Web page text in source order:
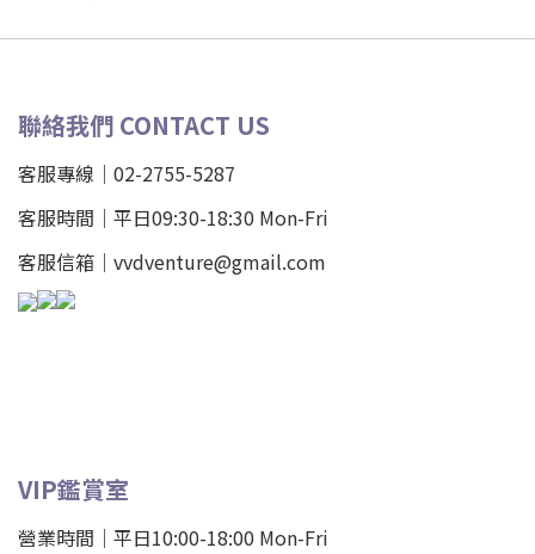
聯絡我們 CONTACT US
客服專線｜02-2755-5287
客服時間｜平日09:30-18:30 Mon-Fri
客服信箱｜vvdventure@gmail.com
VIP鑑賞室
營業時間｜平日10:00-18:00 Mon-Fri